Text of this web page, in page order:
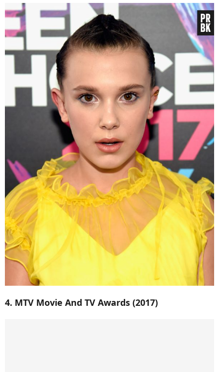
4. MTV Movie And TV Awards (2017)